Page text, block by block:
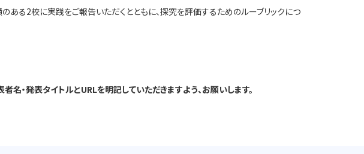
ある2校に実践をご報告いただくとともに、探究を評価するためのルーブリックにつ
・発表タイトルとURLを明記していただきますよう、お願いします。